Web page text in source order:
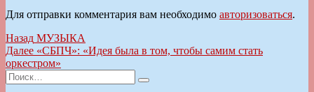
Для отправки комментария вам необходимо авторизоваться.
Навигация
по
записям
Назад Предыдущая
запись:
МУЗЫКА
Далее Следующая
запись:
«СБПЧ»: «Идея была в том, чтобы самим стать
оркестром»
Искать:
Поиск